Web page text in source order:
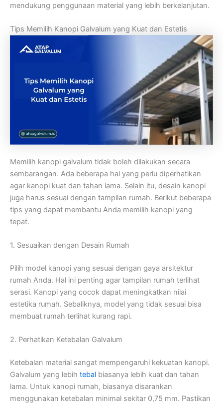
mendukung penggunaan material yang lebih berkelanjutan.
Tips Memilih Kanopi Galvalum yang Kuat dan Estetis
Memilih kanopi galvalum tidak boleh dilakukan secara
sembarangan. Ada beberapa hal yang perlu diperhatikan
agar kanopi kuat dan tahan lama. Selain itu, desain kanopi
juga harus sesuai dengan tampilan rumah. Berikut beberapa
tips yang dapat membantu Anda memilih kanopi yang
tepat.
1. Sesuaikan dengan Desain Rumah
Pilih model kanopi yang sesuai dengan gaya arsitektur
rumah Anda. Hal ini penting agar tampilan rumah terlihat
serasi. Kanopi yang cocok dapat meningkatkan nilai
estetika rumah. Sebaliknya, model yang tidak sesuai bisa
membuat rumah terlihat kurang rapi.
2. Perhatikan Ketebalan Galvalum
Ketebalan material sangat mempengaruhi kekuatan kanopi.
Galvalum yang lebih tebal biasanya lebih kuat dan tahan
lama. Untuk kanopi rumah, biasanya disarankan
menggunakan ketebalan minimal sekitar 0,75 mm. Pastikan